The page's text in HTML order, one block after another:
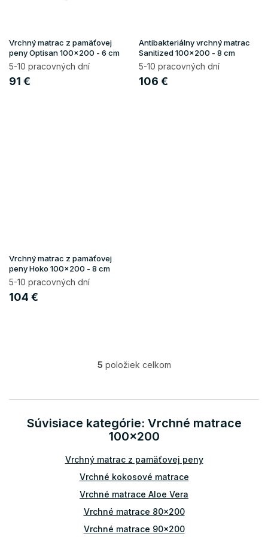
Vrchný matrac z pamäťovej
peny Optisan 100x200 - 6 cm
5-10 pracovných dní
91 €
Antibakteriálny vrchný matrac
Sanitized 100x200 - 8 cm
5-10 pracovných dní
106 €
Vrchný matrac z pamäťovej
peny Hoko 100x200 - 8 cm
5-10 pracovných dní
104 €
O
á
a
c
e
r
v
y
v
5 položiek celkom
Súvisiace kategórie: Vrchné matrace
100x200
Vrchný matrac z pamäťovej peny
Vrchné kokosové matrace
Vrchné matrace Aloe Vera
Vrchné matrace 80x200
Vrchné matrace 90x200